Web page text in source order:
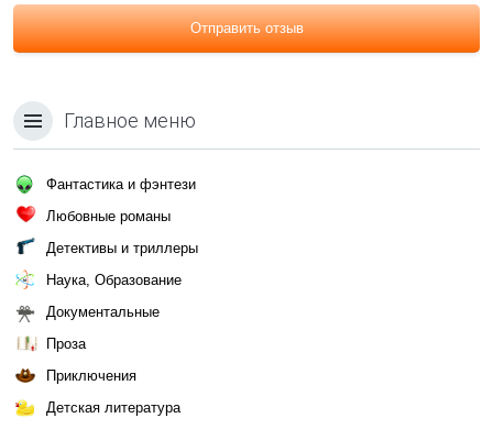
Отправить отзыв
Главное меню
Фантастика и фэнтези
Любовные романы
Детективы и триллеры
Наука, Образование
Документальные
Проза
Приключения
Детская литература